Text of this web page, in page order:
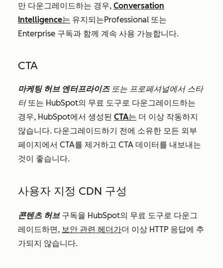
만 다운그레이드하는 경우, Conversation
Intelligence는 유지되는Professional 또는
Enterprise 구독과 함께 계속 사용 가능합니다.
CTA
마케팅 허브 엔터프라이즈 또는 프로페셔널에서 스타
터또는 HubSpot의 무료 도구로 다운그레이드하는
경우, HubSpot에서 생성된 CTA는 더 이상 작동하지
않습니다. 다운그레이드하기 전에 소유한 모든 외부
페이지에서 CTA를 제거하고 CTA 데이터를 내보내는
것이 좋습니다.
사용자 지정 CDN 구성
콘텐츠 허브구독을 HubSpot의 무료 도구로 다운그
레이드하면, 보안 관련 헤더가더 이상 HTTP 응답에 추
가되지 않습니다.